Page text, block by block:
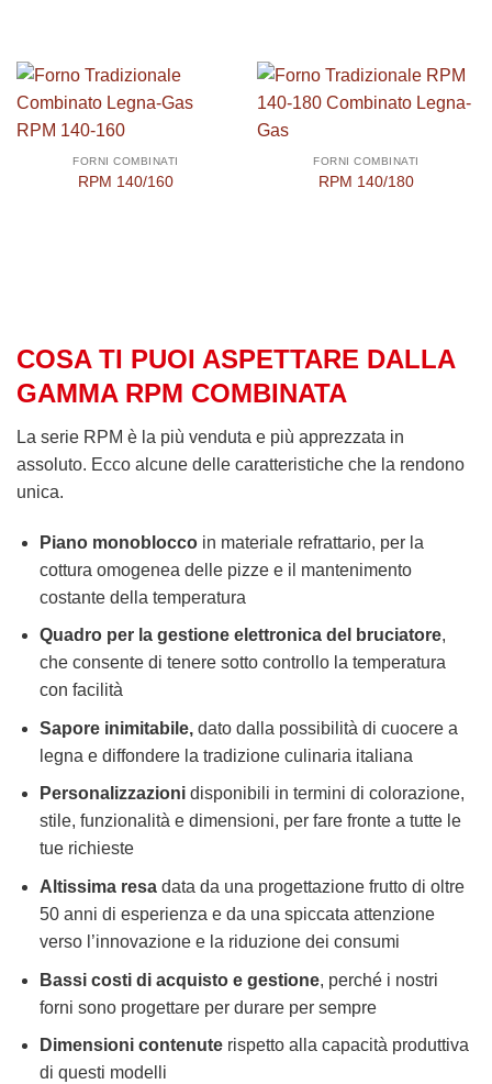
FORNI COMBINATI
RPM 140/160
FORNI COMBINATI
RPM 140/180
COSA TI PUOI ASPETTARE DALLA
GAMMA RPM COMBINATA
La serie RPM è la più venduta e più apprezzata in
assoluto. Ecco alcune delle caratteristiche che la rendono
unica.
Piano monoblocco in materiale refrattario, per la
cottura omogenea delle pizze e il mantenimento
costante della temperatura
Quadro per la gestione elettronica del bruciatore,
che consente di tenere sotto controllo la temperatura
con facilità
Sapore inimitabile, dato dalla possibilità di cuocere a
legna e diffondere la tradizione culinaria italiana
Personalizzazioni disponibili in termini di colorazione,
stile, funzionalità e dimensioni, per fare fronte a tutte le
tue richieste
Altissima resadata da una progettazione frutto di oltre
50 anni di esperienza e da una spiccata attenzione
verso l’innovazione e la riduzione dei consumi
Bassi costi di acquisto e gestione, perché i nostri
forni sono progettare per durare per sempre
Dimensioni contenuterispetto alla capacità produttiva
di questi modelli